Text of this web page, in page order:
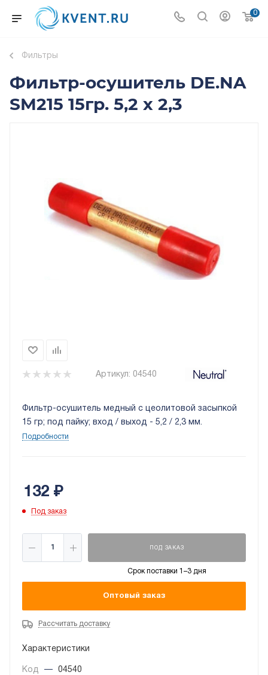
0
Фильтры
Фильтр-осушитель DE.NA
SM215 15гр. 5,2 х 2,3
Артикул: 04540
Фильтр-осушитель медный с цеолитовой засыпкой
15 гр; под пайку; вход / выход - 5,2 / 2,3 мм.
Подробности
132 ₽
Под заказ
ПОД ЗАКАЗ
Срок поставки 1–3 дня
Оптовый заказ
Рассчитать доставку
Характеристики
Код —
04540